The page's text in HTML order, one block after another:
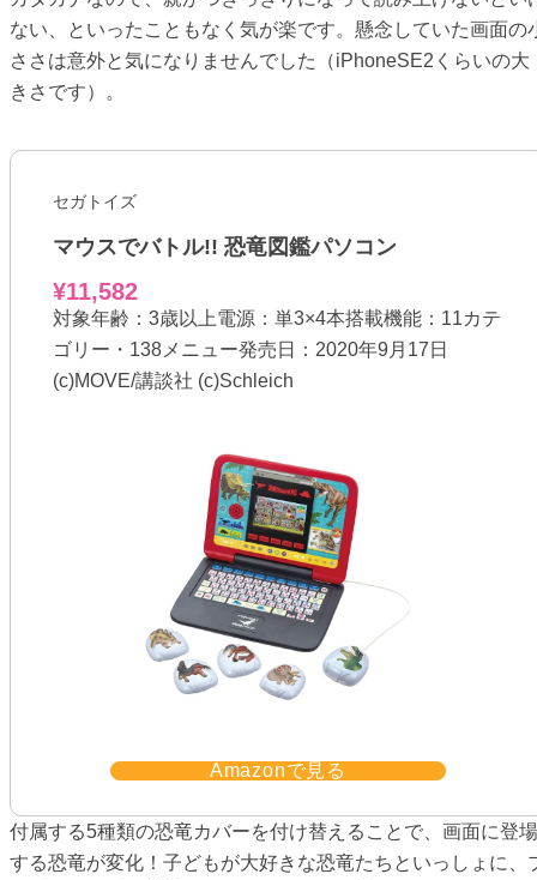
ない、といったこともなく気が楽です。懸念していた画面の
ささは意外と気になりませんでした（iPhoneSE2くらいの大
きさです）。
セガトイズ
マウスでバトル!! 恐竜図鑑パソコン
¥11,582
対象年齢：3歳以上電源：単3×4本搭載機能：11カテ
ゴリー・138メニュー発売日：2020年9月17日
(c)MOVE/講談社 (c)Schleich
Amazonで見る
付属する5種類の恐竜カバーを付け替えることで、画面に登場
する恐竜が変化！子どもが大好きな恐竜たちといっしょに、